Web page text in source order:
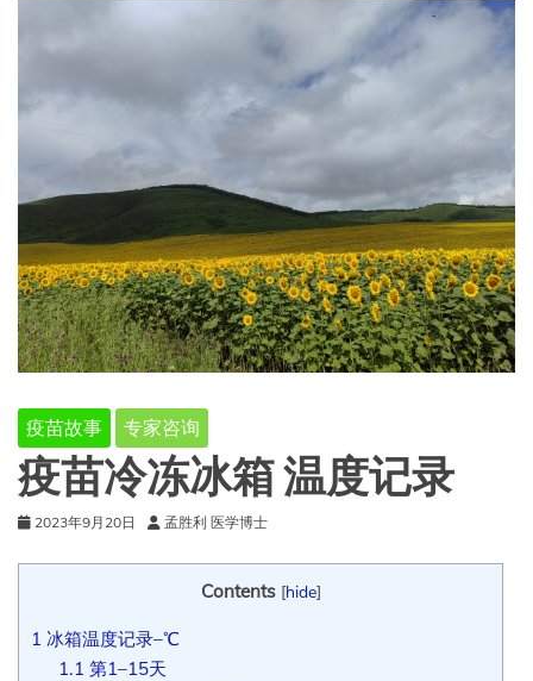
疫苗故事 专家咨询
疫苗冷冻冰箱 温度记录
2023年9月20日 孟胜利 医学博士
Contents [hide]
1 冰箱温度记录–℃
1.1 第1–15天